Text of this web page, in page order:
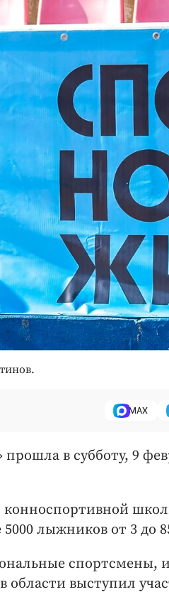
MAX
в субботу, 9
конноспортивной
лыжников от 3 до
выступил